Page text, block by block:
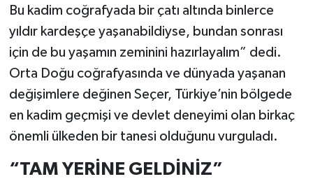
Bu kadim coğrafyada bir çatı altında binlerce
yıldır kardeşçe yaşanabildiyse, bundan sonrası
için de bu yaşamın zeminini hazırlayalım” dedi.
Orta Doğu coğrafyasında ve dünyada yaşanan
değişimlere değinen Seçer, Türkiye’nin bölgede
en kadim geçmişi ve devlet deneyimi olan birkaç
önemli ülkeden bir tanesi olduğunu vurguladı.
“TAM YERİNE GELDİNİZ”